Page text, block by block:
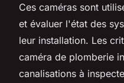
Ces caméras sont
et évaluer l'état des
leur installation. Les
caméra de plomberie
canalisations à